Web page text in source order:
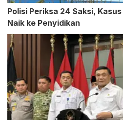
Polisi Periksa 24 Saksi,
Naik ke Penyidikan